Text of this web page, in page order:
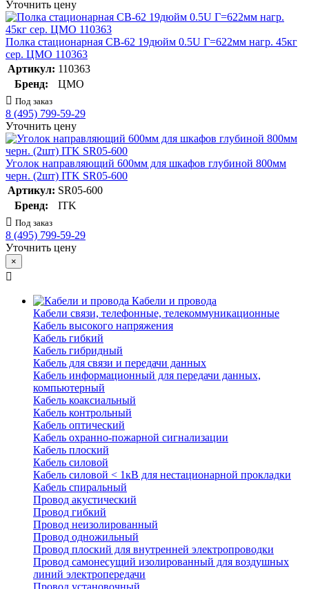
Уточнить цену
Полка стационарная СВ-62 19дюйм 0.5U Г=622мм нагр. 45кг
сер. ЦМО 110363
Артикул: 110363
Бренд:
ЦМО
Под заказ
8 (495) 799-59-29
Уточнить цену
Уголок направляющий 600мм для шкафов глубиной 800мм
черн. (2шт) ITK SR05-600
Артикул: SR05-600
Бренд:
ITK
Под заказ
8 (495) 799-59-29
Уточнить цену
×
Кабели и провода
Кабели связи, телефонные, телекоммуникационные
Кабель высокого напряжения
Кабель гибкий
Кабель гибридный
Кабель для связи и передачи данных
Кабель информационный для передачи данных,
компьютерный
Кабель коаксиальный
Кабель контрольный
Кабель оптический
Кабель охранно-пожарной сигнализации
Кабель плоский
Кабель силовой
Кабель силовой < 1кВ для нестационарной прокладки
Кабель спиральный
Провод акустический
Провод гибкий
Провод неизолированный
Провод одножильный
Провод плоский для внутренней электропроводки
Провод самонесущий изолированный для воздушных
линий электропередачи
Провод установочный